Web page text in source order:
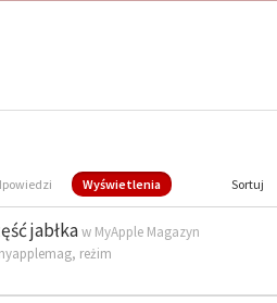
Wyświetlenia Sortuj
jabłkaw MyApple Magazyn
, reżim